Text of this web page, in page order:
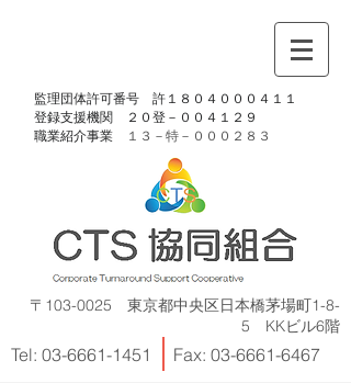
​監理団体許可番号 許１８０４０００４１１
​登録支援機関 ２０登－００４１２９
​職業紹介事業
１３－特－ ０００２８３
〒103-0025 東京都中央区日本橋茅場町1-8-
5 KKビル6階
Tel: 03-6661-1451 Fax: 03-6661-6467